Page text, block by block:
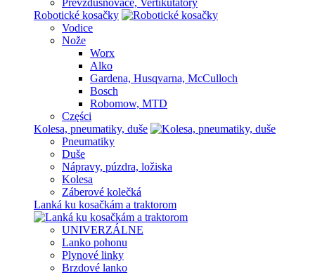
Prevzdušnovače, Vertikutátory
Robotické kosačky
Vodice
Nože
Worx
Alko
Gardena, Husqvarna, McCulloch
Bosch
Robomow, MTD
Części
Kolesa, pneumatiky, duše
Pneumatiky
Duše
Nápravy, púzdra, ložiska
Kolesa
Záberové kolečká
Lanká ku kosačkám a traktorom
UNIVERZÁLNE
Lanko pohonu
Plynové linky
Brzdové lanko